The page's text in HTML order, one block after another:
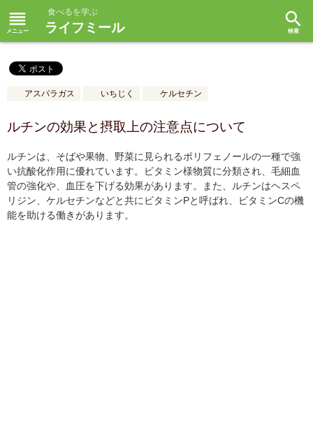
reorder 食べるを学ぶ
ライフミール search
アスパラガス いちじく ケルセチン
ルチンの効果と摂取上の注意点について
ルチンは、そばや果物、野菜に見られるポリフェノールの一種で強
い抗酸化作用に優れています。ビタミン様物質に分類され、毛細血
管の強化や、血圧を下げる効果があります。また、ルチンはヘスペ
リジン、ケルセチンなどと共にビタミンPと呼ばれ、ビタミンCの機
能を助ける働きがあります。